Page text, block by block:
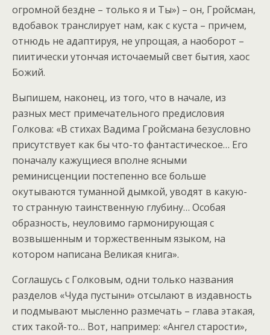
огромной бездне – только я и Ты») – он, Гройсман,
вдобавок транслирует нам, как с куста – причем,
отнюдь не адаптируя, не упрощая, а наоборот –
пиитически утончая источаемый свет бытия, хаос
Божий.
Выпишем, наконец, из того, что в начале, из
разных мест примечательного предисловия
Голкова: «В стихах Вадима Гройсмана безусловно
присутствует как бы что-то фантастическое… Его
поначалу кажущиеся вполне ясными
реминисценции постепенно все больше
окутываются туманной дымкой, уводят в какую-
то странную таинственную глубину… Особая
образность, неуловимо гармонирующая с
возвышенным и торжественным языком, на
котором написана Великая книга».
Соглашусь с Голковым, одни только названия
разделов «Чуда пустыни» отсылают в издавность
и подмывают мысленно размечать – глава этакая,
стих такой-то… Вот, например: «Ангел старости»,